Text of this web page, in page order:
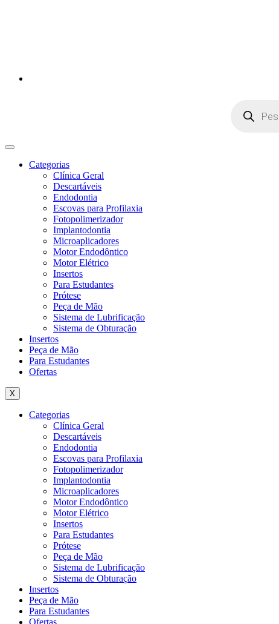
produtos
Categorias
Clínica Geral
Descartáveis
Endodontia
Escovas para Profilaxia
Fotopolimerizador
Implantodontia
Microaplicadores
Motor Endodôntico
Motor Elétrico
Insertos
Para Estudantes
Prótese
Peça de Mão
Sistema de Lubrificação
Sistema de Obturação
Insertos
Peça de Mão
Para Estudantes
Ofertas
X
Categorias
Clínica Geral
Descartáveis
Endodontia
Escovas para Profilaxia
Fotopolimerizador
Implantodontia
Microaplicadores
Motor Endodôntico
Motor Elétrico
Insertos
Para Estudantes
Prótese
Peça de Mão
Sistema de Lubrificação
Sistema de Obturação
Insertos
Peça de Mão
Para Estudantes
Ofertas